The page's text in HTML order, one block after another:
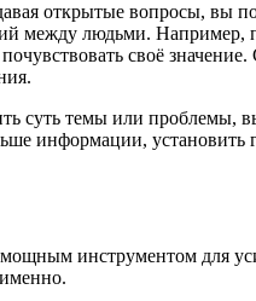
открытые вопросы, вы
между людьми. Например,
своё
суть темы или проблемы,
информации, установить
инструментом для